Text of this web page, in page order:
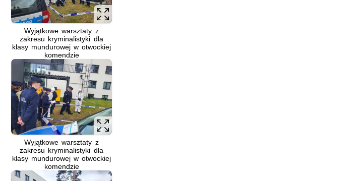
Wyjątkowe warsztaty z
zakresu kryminalistyki dla
klasy mundurowej w otwockiej
komendzie
Wyjątkowe warsztaty z
zakresu kryminalistyki dla
klasy mundurowej w otwockiej
komendzie